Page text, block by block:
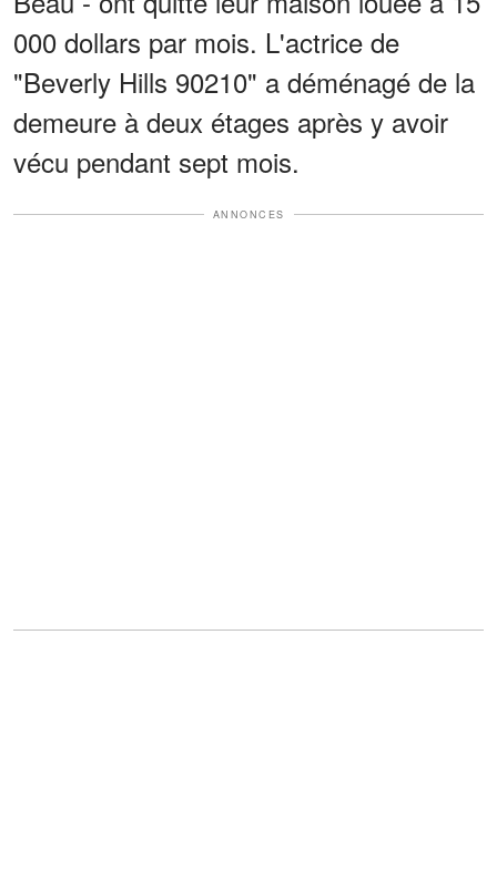
000 dollars par mois. L'actrice de
"Beverly Hills 90210" a déménagé de la
demeure à deux étages après y avoir
vécu pendant sept mois.
ANNONCES